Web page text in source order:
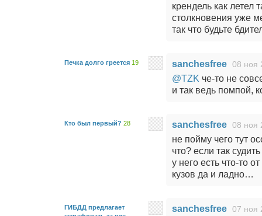
крендель как
столкновения уже
так что будьте
Печка долго греется 19 sanchesfree 08 ноя
@TZK че-то не
и так ведь помпой,
Кто был первый? 28 sanchesfree 08 ноя
не пойму чего тут
что? если так
у него есть что-то
кузов да и ладно…
ГИБДД предлагает
sanchesfree 07 ноя